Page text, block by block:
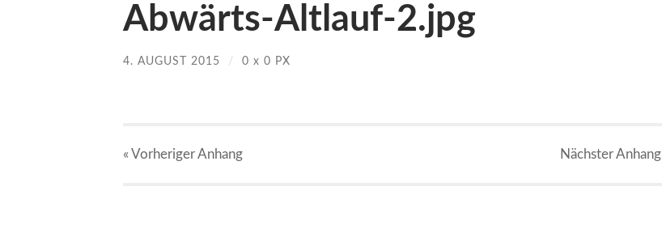
Abwärts-Altlauf-2.jpg
4. AUGUST 2015 / 0 x 0 PX
« VorherigerAnhang NächsterAnhang